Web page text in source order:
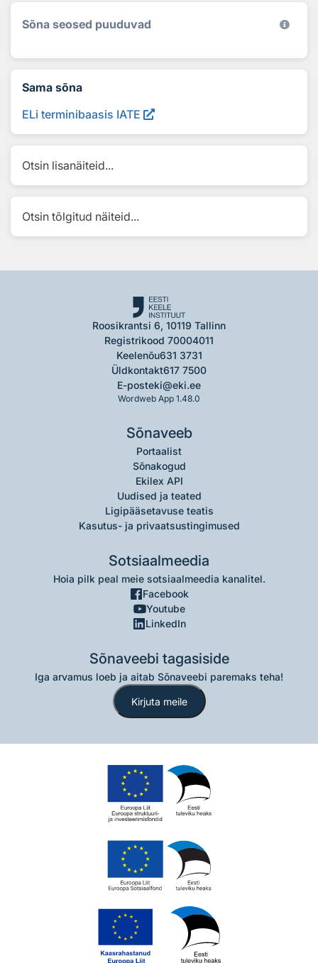
Sõna seosed puuduvad
Sama sõna
ELi terminibaasis IATE
Otsin lisanäiteid...
Otsin tõlgitud näiteid...
Roosikrantsi 6, 10119 Tallinn
Registrikood 70004011
Keelenõu631 3731
Üldkontakt617 7500
E-posteki@eki.ee
Wordweb App 1.48.0
Sõnaveeb
Portaalist
Sõnakogud
Ekilex API
Uudised ja teated
Ligipääsetavuse teatis
Kasutus- ja privaatsustingimused
Sotsiaalmeedia
Hoia pilk peal meie sotsiaalmeedia kanalitel.
Facebook
Youtube
LinkedIn
Sõnaveebi tagasiside
Iga arvamus loeb ja aitab Sõnaveebi paremaks teha!
Kirjuta meile